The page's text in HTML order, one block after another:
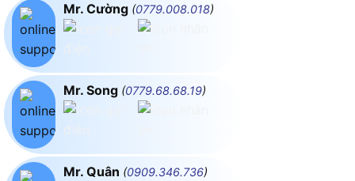
Mr. Cường (0779.008.018)
Mr. Song (0779.68.68.19)
Mr. Quân (0909.346.736)